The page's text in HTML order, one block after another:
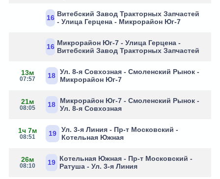
16 Витебский Завод Тракторных Запчастей
- Улица Герцена - Микрорайон Юг-7
16 Микрорайон Юг-7 - Улица Герцена -
Витебский Завод Тракторных Запчастей
13м
07:57 18 Ул. 8-я Совхозная - Смоленский Рынок -
Микрорайон Юг-7
21м
08:05 18
Микрорайон Юг-7 - Смоленский Рынок -
Ул. 8-я Совхозная
1ч 7м
08:51 19
Ул. 3-я Линия - Пр-т Московский -
Котельная Южная
26м
08:10 19 Котельная Южная - Пр-т Московский -
Ратуша - Ул. 3-я Линия